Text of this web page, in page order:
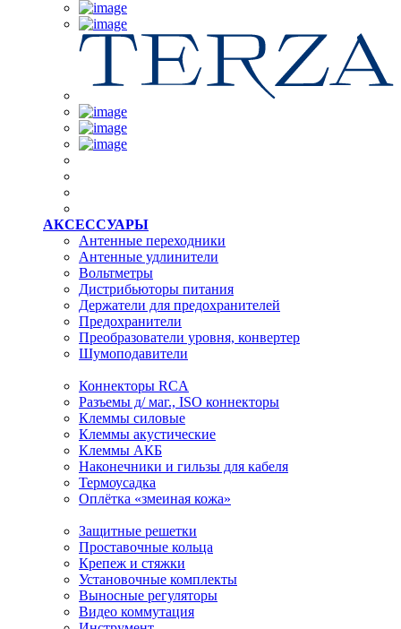
АКСЕССУАРЫ
Антенные переходники
Антенные удлинители
Вольтметры
Дистрибьюторы питания
Держатели для предохранителей
Предохранители
Преобразователи уровня, конвертер
Шумоподавители
Коннекторы RCA
Разъемы д/ маг., ISO коннекторы
Клеммы силовые
Клеммы акустические
Клеммы АКБ
Наконечники и гильзы для кабеля
Термоусадка
Оплётка «змеиная кожа»
Защитные решетки
Проставочные кольца
Крепеж и стяжки
Установочные комплекты
Выносные регуляторы
Видео коммутация